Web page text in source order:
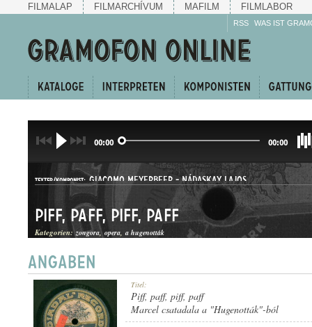
FILMALAP FILMARCHÍVUM MAFILM FILMLABOR
RSS WAS IST
00:00 00:00
TEXTER/KOMPONIST: GIACOMO MEYERBEER -NÁDASKAY LAJOS
ÁRIA
Piff, paff, piff, paff
Kategorien: zongora opera a hugenották
Titel:
Piff, paff, piff, paff
Marcel csatadala a "Hugenották"-ból